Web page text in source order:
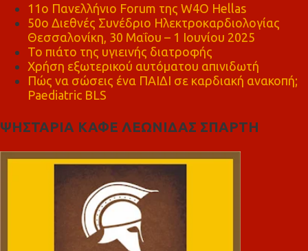
11ο Πανελλήνιο Forum της W4O Hellas
50ο Διεθνές Συνέδριο Ηλεκτροκαρδιολογίας
Θεσσαλονίκη, 30 Μαΐου – 1 Ιουνίου 2025
Το πιάτο της υγιεινής διατροφής
Χρήση εξωτερικού αυτόματου απινιδωτή
Πώς να σώσεις ένα ΠΑΙΔΙ σε καρδιακή ανακοπή;
Paediatric BLS
ΨΗΣΤΑΡΙΑ ΚΑΦΕ ΛΕΩΝΙΔΑΣ ΣΠΑΡΤΗ